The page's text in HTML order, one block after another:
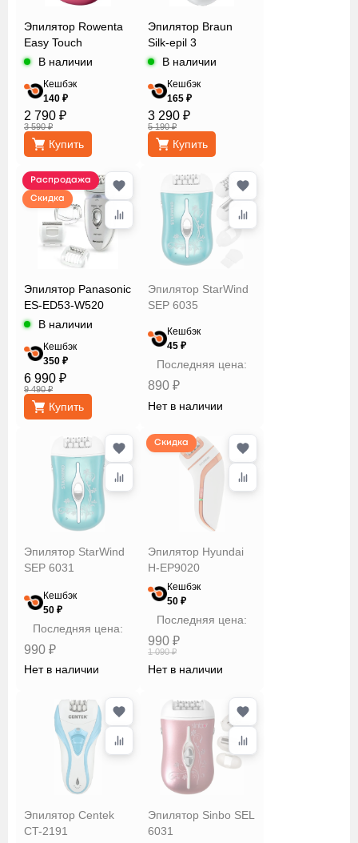
Remington
Rowenta
Sakura
Sinbo
StarWind
Vitek
работа
Количество
пинцетов/
дисков
скоростей
Насадки
Сбросить Применить
Эпилятор Rowenta
Easy Touch
В наличии
Кешбэк
140 ₽
2 790 ₽
3 590 ₽
Купить
Эпилятор Braun
Silk-epil 3
В наличии
Кешбэк
165 ₽
3 290 ₽
5 190 ₽
Купить
Распродажа
Скидка
Эпилятор Panasonic
ES-ED53-W520
В наличии
Кешбэк
350 ₽
6 990 ₽
9 490 ₽
Купить
Эпилятор StarWind
SEP 6035
Кешбэк
45 ₽
Последняя цена:
890 ₽
Нет в наличии
Эпилятор StarWind
SEP 6031
Кешбэк
50 ₽
Последняя цена:
990 ₽
Нет в наличии
Скидка
Эпилятор Hyundai
H-EP9020
Кешбэк
50 ₽
Последняя цена:
990 ₽
1 090 ₽
Нет в наличии
Эпилятор Centek
CT-2191
Эпилятор Sinbo SEL
6031